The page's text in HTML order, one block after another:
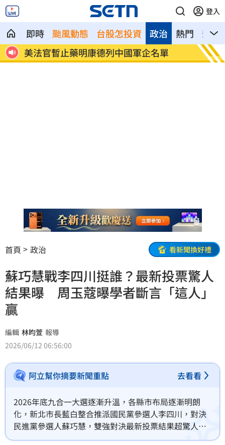
登入
即時 颱風動態 台股怎投資 熱門 影音
政治
張趙紘回一軍受肯定 曾總讚心態層面成
熟
離婚
首頁 政治 看新聞換好禮
蘇巧慧戰李四川挺誰？最新投票驚人
結果曝 周玉蔻曝學者斷言「這人」
贏
編輯 林昀萱 報導
2026/06/12 06:56:00
阿立幫你摘要新聞重點 去看看
2026年底九合一大選逐漸升溫，各縣市布局逐漸明朗
化，新北市長藍白整合推派國民黨參選人李四川，對決
民進黨參選人蘇巧慧，雙強對決最新投票結果超驚人，
蘇巧慧獲得89％支持輾壓對手。資深媒體人周玉蔻也透